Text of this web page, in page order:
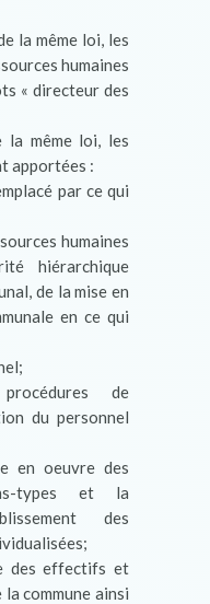
la même loi, les
humaines
« directeur des
même loi, les
apportées :
par ce qui
humaines
hiérarchique
de la mise en
en ce qui
de
du personnel
en oeuvre des
types et la
des
des effectifs et
commune ainsi